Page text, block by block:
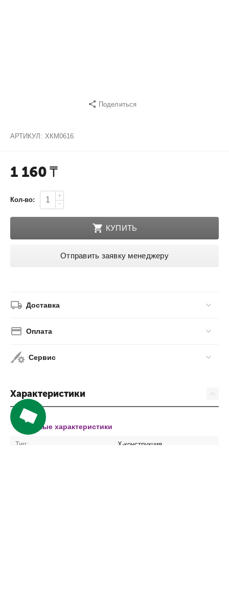
Поделиться
АРТИКУЛ: ХКМ0616
1 160₸
Кол-во:
+
−
КУПИТЬ
Отправить заявку менеджеру
Доставка
Оплата
Сервис
Характеристики
Основные характеристики
Тип: Х-конструкция